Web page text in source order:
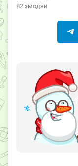
82 эмодзи